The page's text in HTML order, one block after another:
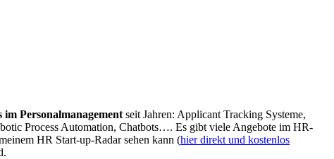
im Personalmanagement seit Jahren: Applicant Tracking Systeme,
Process Automation, Chatbots…. Es gibt viele Angebote im HR-
HR Start-up-Radar sehen kann (hier direkt und kostenlos